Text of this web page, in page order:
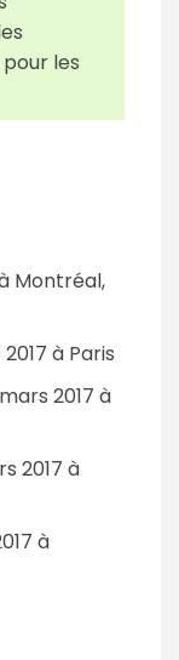
les
Montréal,
à Paris
2017 à
2017 à
à